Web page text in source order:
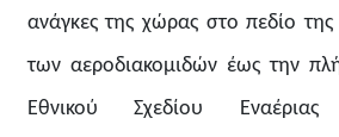
ανάγκες της χώρας στο πεδίο
των αεροδιακομιδών έως την
Εθνικού Σχεδίου